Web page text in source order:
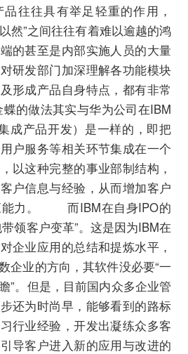
往往具有举足轻重的作用，
然”之间往往有着难以逾越的鸿
的甚至是内部实施人员的大量
研发部门加深理解各功能模块
形成产品自身特点，都有非常
做法其实与华为公司在IBM
成产品开发）是一样的，即把
户服务等相关环节集成在一个
以这种完整的事业部制结构，
户信息与经验，从而增加客户
能力。 而IBM在自身IPO的
领客户变革”。这是因为IBM在
企业应用的总结和提炼水平，
企业的方向，其软件没必要“一
”。但是，目前国内众多企业管
还为时尚早，能够看到的路标
行业经验，开发出凝练众多客
导客户进入新的应用与改进的